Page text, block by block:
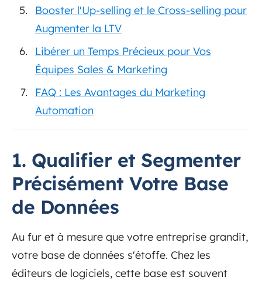
Booster l'Up-selling et le Cross-selling pour
Augmenter la LTV
Libérer un Temps Précieux pour Vos
Équipes Sales & Marketing
FAQ : Les Avantages du Marketing
Automation
1. Qualifier et Segmenter
Précisément Votre Base
de Données
Au fur et à mesure que votre entreprise grandit,
votre base de données s'étoffe. Chez les
éditeurs de logiciels, cette base est souvent